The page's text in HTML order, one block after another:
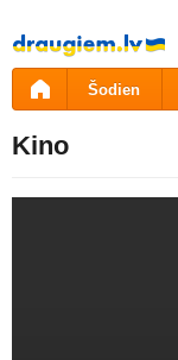
Pāriet
uz
saturu
Šodien
Kino